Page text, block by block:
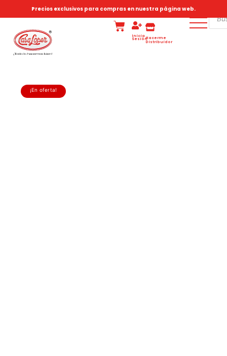
Precios exclusivos para compras en nuestra página web.
Inicia
SesiónHacerme
Distribuidor
¡En oferta!